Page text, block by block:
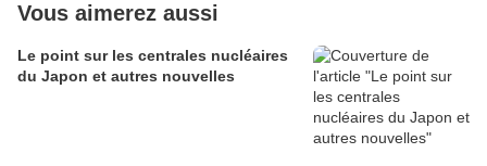
Vous aimerez aussi
Le point sur les centrales nucléaires
du Japon et autres nouvelles